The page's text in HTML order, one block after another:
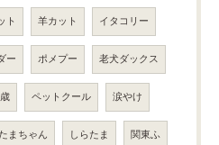
ト 羊カット イタコリー
ー ポメプー 老犬ダックス
ペットクール 涙やけ
たまちゃん しらたま 関東ふ